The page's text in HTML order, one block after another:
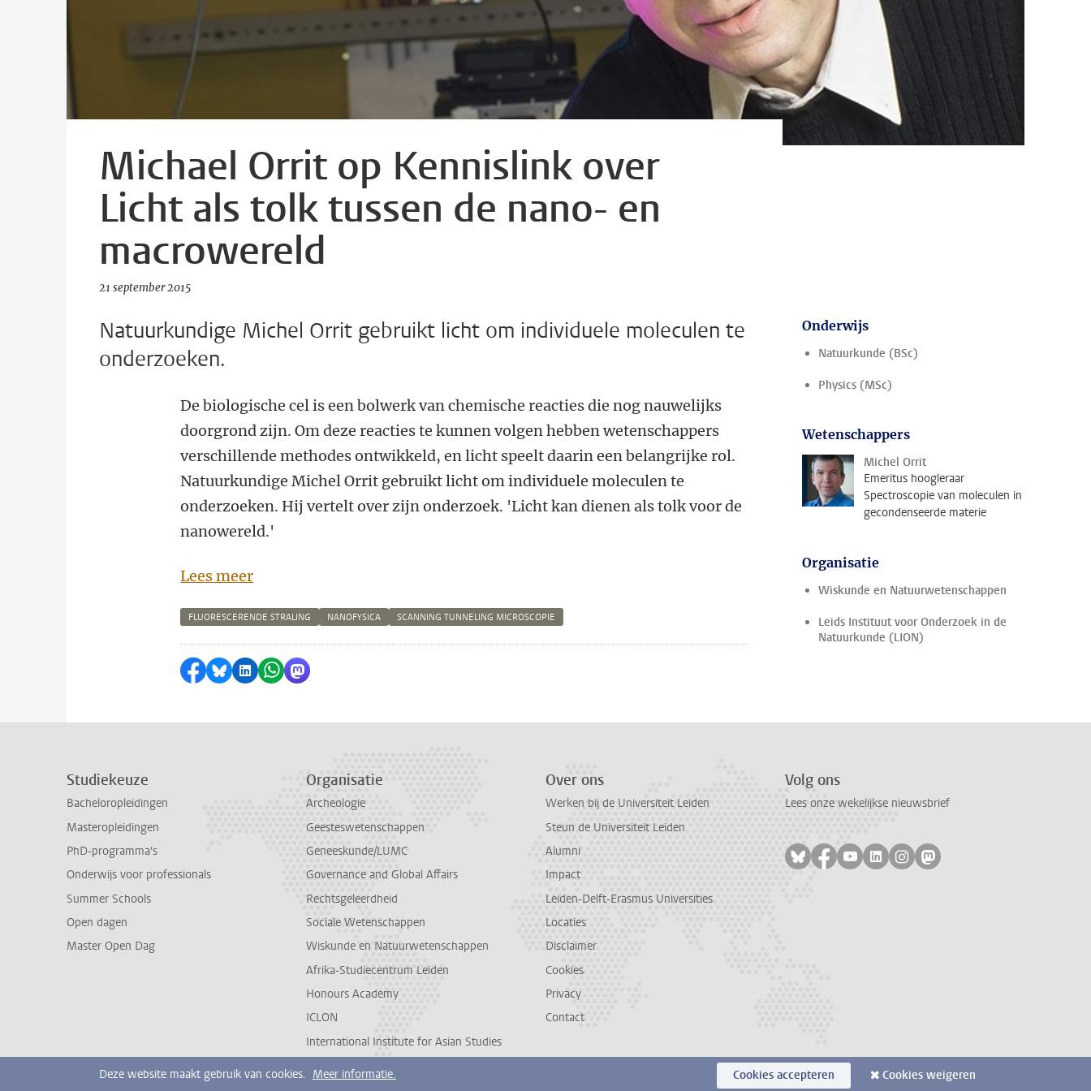
Michael Orrit op Kennislink over
Licht als tolk tussen de nano- en
macrowereld
21 september 2015
Natuurkundige Michel Orrit gebruikt licht om individuele moleculen te
onderzoeken.
De biologische cel is een bolwerk van chemische reacties die nog nauwelijks
doorgrond zijn. Om deze reacties te kunnen volgen hebben wetenschappers
verschillende methodes ontwikkeld, en licht speelt daarin een belangrijke rol.
Natuurkundige Michel Orrit gebruikt licht om individuele moleculen te
onderzoeken. Hij vertelt over zijn onderzoek. 'Licht kan dienen als tolk voor de
nanowereld.'
Lees meer
FLUORESCERENDE STRALING NANOFYSICA SCANNING TUNNELING MICROSCOPIE
Delen op Facebook
Delen via Bluesky
Delen op LinkedIn
Delen via WhatsApp
Delen via Mastodon
Onderwijs
Natuurkunde (BSc)
Physics (MSc)
Wetenschappers
Michel Orrit
Emeritus hoogleraar
Spectroscopie van moleculen in
gecondenseerde materie
Organisatie
Wiskunde en Natuurwetenschappen
Leids Instituut voor Onderzoek in de
Natuurkunde (LION)
Studiekeuze
Bacheloropleidingen
Masteropleidingen
PhD-programma's
Onderwijs voor professionals
Summer Schools
Open dagen
Master Open Dag
Organisatie
Archeologie
Geesteswetenschappen
Geneeskunde/LUMC
Governance and Global Affairs
Rechtsgeleerdheid
Sociale Wetenschappen
Wiskunde en Natuurwetenschappen
Afrika-Studiecentrum Leiden
Honours Academy
ICLON
International Institute for Asian Studies
Over ons
Werken bij de Universiteit Leiden
Steun de Universiteit Leiden
Alumni
Impact
Leiden-Delft-Erasmus Universities
Locaties
Disclaimer
Cookies
Privacy
Contact
Volg ons
Lees onze wekelijkse nieuwsbrief
Volg ons op bluesky
Volg ons op facebook
Volg ons op youtube
Volg ons op linkedin
Volg ons op instagram
Volg ons op mastodon
Deze website maakt gebruik van cookies. Meer informatie. Cookies accepteren Cookies weigeren